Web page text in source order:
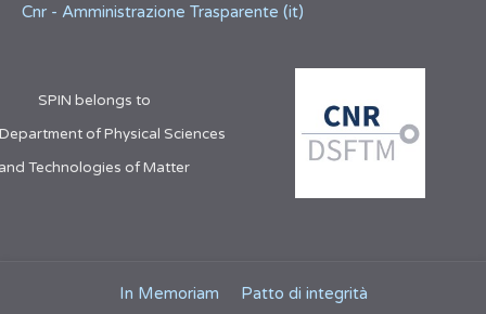
Cnr - Amministrazione Trasparente (it)
SPIN belongs to
of Physical Sciences
Technologies of Matter
In Memoriam
Patto di integrità